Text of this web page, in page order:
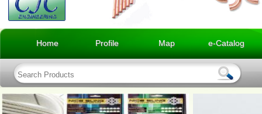
Home Profile Map e-Catalog